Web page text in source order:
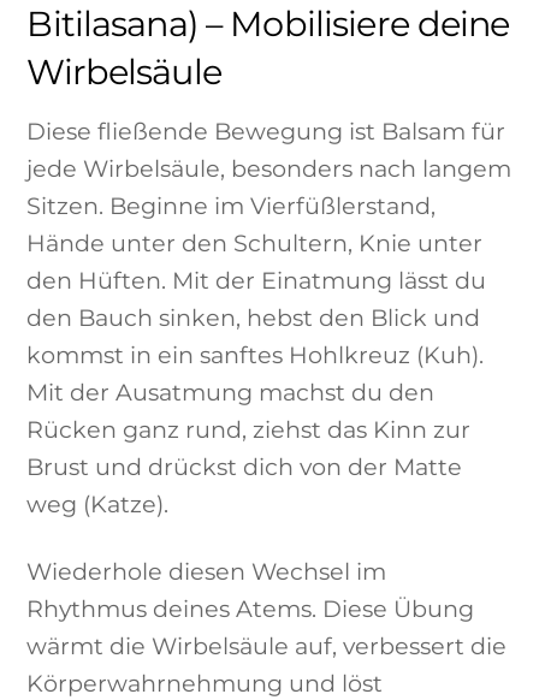
Bitilasana) – Mobilisiere deine
Wirbelsäule
Diese fließende Bewegung ist Balsam für
jede Wirbelsäule, besonders nach langem
Sitzen. Beginne im Vierfüßlerstand,
Hände unter den Schultern, Knie unter
den Hüften. Mit der Einatmung lässt du
den Bauch sinken, hebst den Blick und
kommst in ein sanftes Hohlkreuz (Kuh).
Mit der Ausatmung machst du den
Rücken ganz rund, ziehst das Kinn zur
Brust und drückst dich von der Matte
weg (Katze).
Wiederhole diesen Wechsel im
Rhythmus deines Atems. Diese Übung
wärmt die Wirbelsäule auf, verbessert die
Körperwahrnehmung und löst